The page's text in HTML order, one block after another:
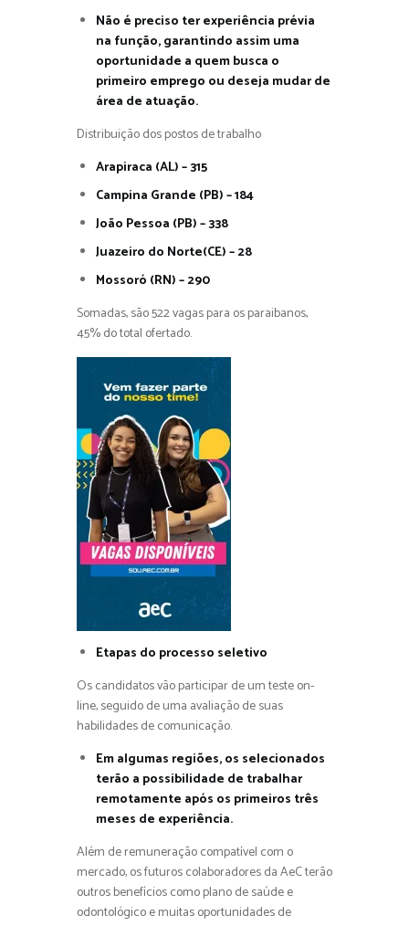
Não é preciso ter experiência prévia
na função, garantindo assim uma
oportunidade a quem busca o
primeiro emprego ou deseja mudar de
área de atuação.
Distribuição dos postos de trabalho
Arapiraca (AL) – 315
Campina Grande (PB) – 184
João Pessoa (PB) – 338
Juazeiro do Norte(CE) – 28
Mossoró (RN) – 290
Somadas, são 522 vagas para os paraibanos,
45% do total ofertado.
Etapas do processo seletivo
Os candidatos vão participar de um teste on-
line, seguido de uma avaliação de suas
habilidades de comunicação.
Em algumas regiões, os selecionados
terão a possibilidade de trabalhar
remotamente após os primeiros três
meses de experiência.
Além de remuneração compatível com o
mercado, os futuros colaboradores da AeC terão
outros benefícios como plano de saúde e
odontológico e muitas oportunidades de